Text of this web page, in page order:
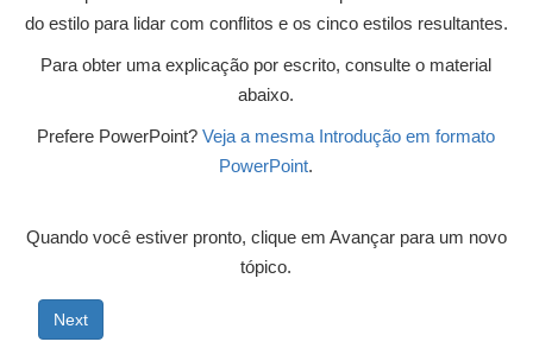
do estilo para lidar com conflitos e os cinco estilos resultantes.
Para obter uma explicação por escrito, consulte o material
abaixo.
Prefere PowerPoint?Veja a mesma Introdução em formato
PowerPoint.
Quando você estiver pronto, clique em Avançar para um novo
tópico.
Next